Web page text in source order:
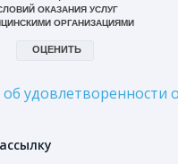
удовлетворенности